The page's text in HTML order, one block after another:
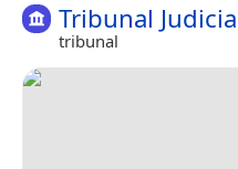
Tribunal
tribunal